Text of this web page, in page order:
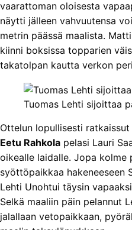
vaarattoman oloisesta
näytti jälleen vahvuutensa
metrin päässä maalista.
kiinni boksissa topparien
takatolpan kautta verkon
Tuomas Lehti sijoittaa
Ottelun lopullisesti
Eetu Rahkola pelasi Lauri
oikealle laidalle. Jopa kolme
syöttöpaikkaa hakeneeseen
Lehti Unohtui täysin
Selkä maaliin päin pelannut
jalallaan vetopaikkaan,